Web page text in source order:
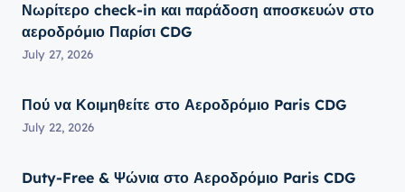
Νωρίτερο check-in και παράδοση αποσκευών στο
αεροδρόμιο Παρίσι CDG
July 27, 2026
Πού να Κοιμηθείτε στο Αεροδρόμιο Paris CDG
July 22, 2026
Duty-Free & Ψώνια στο Αεροδρόμιο Paris CDG